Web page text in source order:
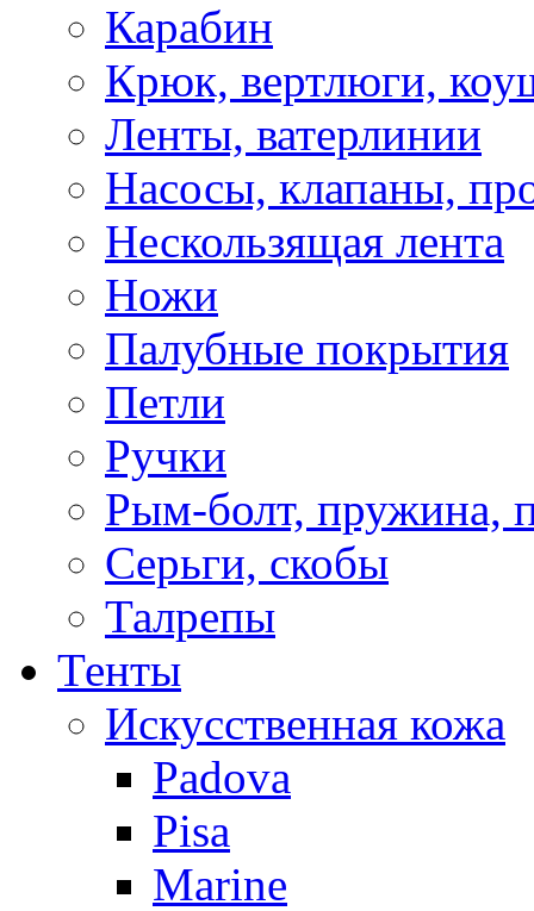
Карабин
Крюк, вертлюги,
Ленты, ватерлинии
Насосы, клапаны,
Нескользящая лента
Ножи
Палубные покрытия
Петли
Ручки
Рым-болт, пружина,
Серьги, скобы
Талрепы
Тенты
Искусственная кожа
Padova
Pisa
Marine